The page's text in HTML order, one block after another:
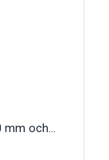
mm och...